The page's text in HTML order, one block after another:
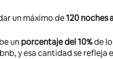
un máximo de120 noches
unporcentaje del 10%de
y esa cantidad se refleja